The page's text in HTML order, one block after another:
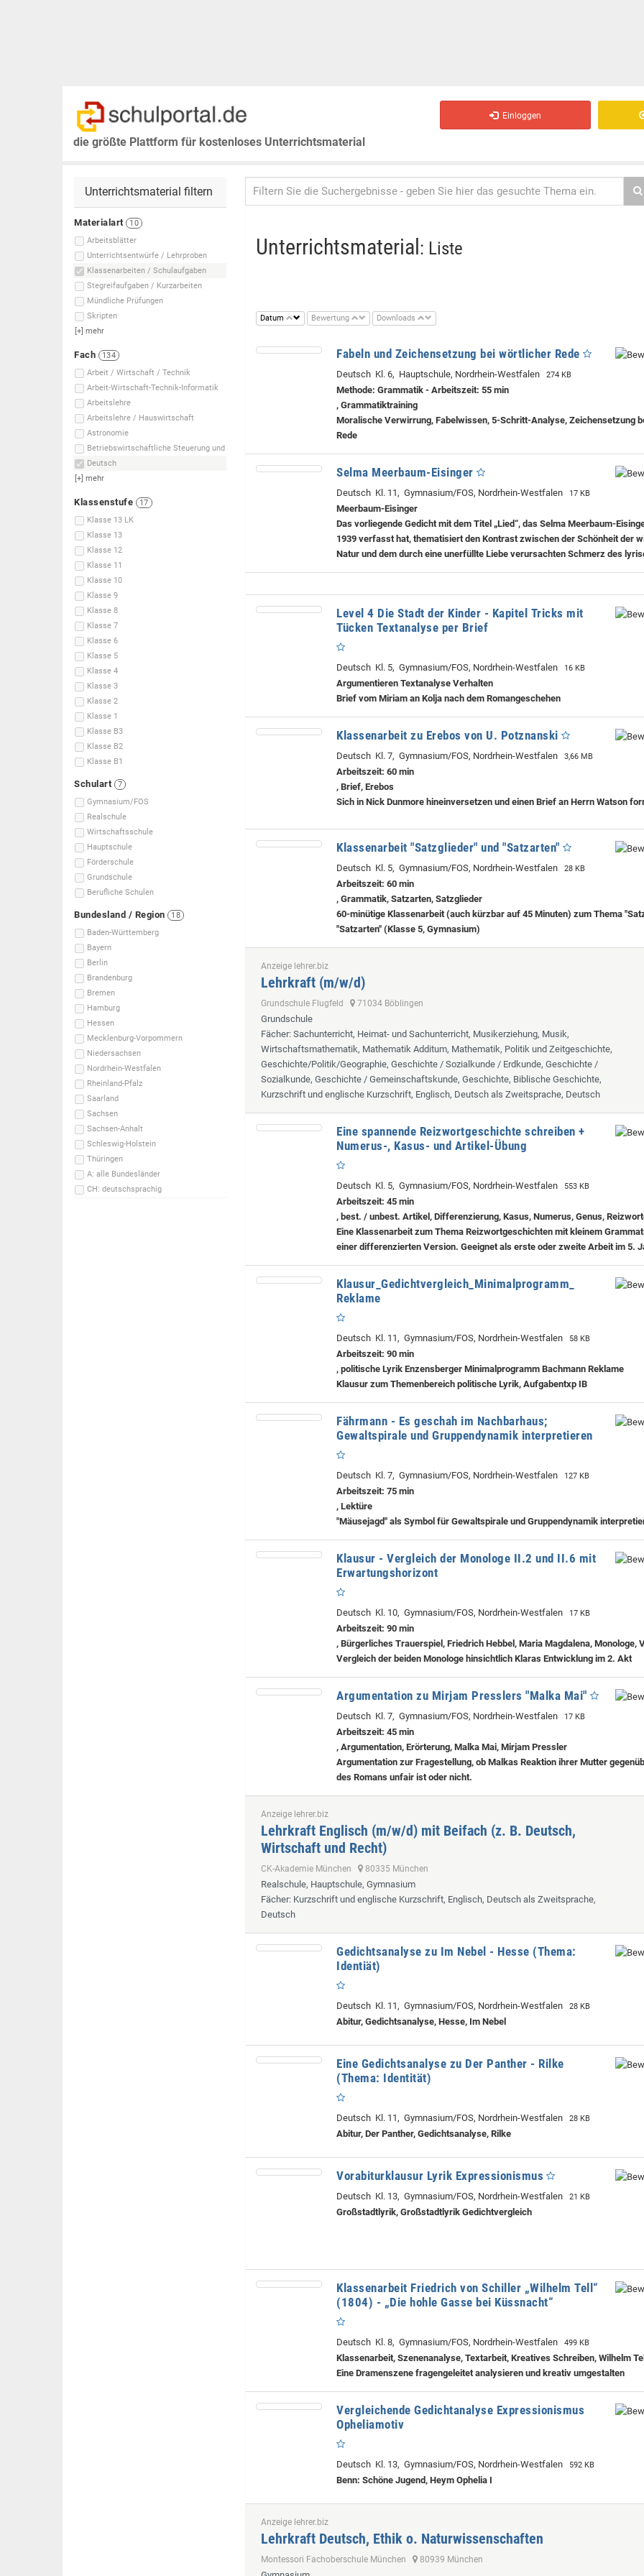
die größte Plattform für kostenloses Unterrichtsmaterial
Einloggen
Unterrichtsmaterial filtern
Materialart
10
Arbeitsblätter
Unterrichtsentwürfe / Lehrproben
Klassenarbeiten / Schulaufgaben
Stegreifaufgaben / Kurzarbeiten
Mündliche Prüfungen
Skripten
[+] mehr
Fach
134
Arbeit / Wirtschaft / Technik
Arbeit-Wirtschaft-Technik-Informatik
Arbeitslehre
Arbeitslehre / Hauswirtschaft
Astronomie
Betriebswirtschaftliche Steuerung und
Deutsch
[+] mehr
Klassenstufe
17
Klasse 13 LK
Klasse 13
Klasse 12
Klasse 11
Klasse 10
Klasse 9
Klasse 8
Klasse 7
Klasse 6
Klasse 5
Klasse 4
Klasse 3
Klasse 2
Klasse 1
Klasse B3
Klasse B2
Klasse B1
Schulart
7
Gymnasium/FOS
Realschule
Wirtschaftsschule
Hauptschule
Förderschule
Grundschule
Berufliche Schulen
Bundesland / Region
18
Baden-Württemberg
Bayern
Berlin
Brandenburg
Bremen
Hamburg
Hessen
Mecklenburg-Vorpommern
Niedersachsen
Nordrhein-Westfalen
Rheinland-Pfalz
Saarland
Sachsen
Sachsen-Anhalt
Schleswig-Holstein
Thüringen
A: alle Bundesländer
CH: deutschsprachig
Unterrichtsmaterial : Liste
Datum Bewertung Downloads
Fabeln und Zeichensetzung bei wörtlicher Rede
Deutsch Kl. 6, Hauptschule, Nordrhein-Westfalen 274 KB
Methode: Grammatik - Arbeitszeit: 55 min
, Grammatiktraining
Moralische Verwirrung, Fabelwissen, 5-Schritt-Analyse, Zeichensetzung
Rede
Selma Meerbaum-Eisinger
Deutsch Kl. 11, Gymnasium/FOS, Nordrhein-Westfalen 17 KB
Meerbaum-Eisinger
Das vorliegende Gedicht mit dem Titel „Lied“, das Selma Meerbaum-
1939 verfasst hat, thematisiert den Kontrast zwischen der Schönheit der
Natur und dem durch eine unerfüllte Liebe verursachten Schmerz des
Level 4 Die Stadt der Kinder - Kapitel Tricks mit
Tücken Textanalyse per Brief
Deutsch Kl. 5, Gymnasium/FOS, Nordrhein-Westfalen 16 KB
Argumentieren Textanalyse Verhalten
Brief vom Miriam an Kolja nach dem Romangeschehen
Klassenarbeit zu Erebos von U. Potznanski
Deutsch Kl. 7, Gymnasium/FOS, Nordrhein-Westfalen 3,66 MB
Arbeitszeit: 60 min
, Brief, Erebos
Sich in Nick Dunmore hineinversetzen und einen Brief an Herrn Watson
Klassenarbeit "Satzglieder" und "Satzarten"
Deutsch Kl. 5, Gymnasium/FOS, Nordrhein-Westfalen 28 KB
Arbeitszeit: 60 min
, Grammatik, Satzarten, Satzglieder
60-minütige Klassenarbeit (auch kürzbar auf 45 Minuten) zum Thema
"Satzarten" (Klasse 5, Gymnasium)
Anzeige lehrer.biz
Lehrkraft (m/w/d)
Grundschule Flugfeld 71034 Böblingen
Grundschule
Fächer: Sachunterricht, Heimat- und Sachunterricht, Musikerziehung, Musik,
Wirtschaftsmathematik, Mathematik Additum, Mathematik, Politik und Zeitgeschichte,
Geschichte/Politik/Geographie, Geschichte / Sozialkunde / Erdkunde, Geschichte /
Sozialkunde, Geschichte / Gemeinschaftskunde, Geschichte, Biblische Geschichte,
Kurzschrift und englische Kurzschrift, Englisch, Deutsch als Zweitsprache, Deutsch
Eine spannende Reizwortgeschichte schreiben +
Numerus-, Kasus- und Artikel-Übung
Deutsch Kl. 5, Gymnasium/FOS, Nordrhein-Westfalen 553 KB
Arbeitszeit: 45 min
, best. / unbest. Artikel, Differenzierung, Kasus, Numerus, Genus,
Eine Klassenarbeit zum Thema Reizwortgeschichten mit kleinem
einer differenzierten Version. Geeignet als erste oder zweite Arbeit im 5.
Klausur_Gedichtvergleich_Minimalprogramm_
Reklame
Deutsch Kl. 11, Gymnasium/FOS, Nordrhein-Westfalen 58 KB
Arbeitszeit: 90 min
, politische Lyrik Enzensberger Minimalprogramm Bachmann Reklame
Klausur zum Themenbereich politische Lyrik, Aufgabentxp IB
Fährmann - Es geschah im Nachbarhaus;
Gewaltspirale und Gruppendynamik interpretieren
Deutsch Kl. 7, Gymnasium/FOS, Nordrhein-Westfalen 127 KB
Arbeitszeit: 75 min
, Lektüre
"Mäusejagd" als Symbol für Gewaltspirale und Gruppendynamik
Klausur - Vergleich der Monologe II.2 und II.6 mit
Erwartungshorizont
Deutsch Kl. 10, Gymnasium/FOS, Nordrhein-Westfalen 17 KB
Arbeitszeit: 90 min
, Bürgerliches Trauerspiel, Friedrich Hebbel, Maria Magdalena, Monologe,
Vergleich der beiden Monologe hinsichtlich Klaras Entwicklung im 2. Akt
Argumentation zu Mirjam Presslers "Malka Mai"
Deutsch Kl. 7, Gymnasium/FOS, Nordrhein-Westfalen 17 KB
Arbeitszeit: 45 min
, Argumentation, Erörterung, Malka Mai, Mirjam Pressler
Argumentation zur Fragestellung, ob Malkas Reaktion ihrer Mutter
des Romans unfair ist oder nicht.
Anzeige lehrer.biz
Lehrkraft Englisch (m/w/d) mit Beifach (z. B. Deutsch,
Wirtschaft und Recht)
CK-Akademie München 80335 München
Realschule, Hauptschule, Gymnasium
Fächer: Kurzschrift und englische Kurzschrift, Englisch, Deutsch als Zweitsprache,
Deutsch
Gedichtsanalyse zu Im Nebel - Hesse (Thema:
Identiät)
Deutsch Kl. 11, Gymnasium/FOS, Nordrhein-Westfalen 28 KB
Abitur, Gedichtsanalyse, Hesse, Im Nebel
Eine Gedichtsanalyse zu Der Panther - Rilke
(Thema: Identität)
Deutsch Kl. 11, Gymnasium/FOS, Nordrhein-Westfalen 28 KB
Abitur, Der Panther, Gedichtsanalyse, Rilke
Vorabiturklausur Lyrik Expressionismus
Deutsch Kl. 13, Gymnasium/FOS, Nordrhein-Westfalen 21 KB
Großstadtlyrik, Großstadtlyrik Gedichtvergleich
Klassenarbeit Friedrich von Schiller „Wilhelm Tell“
(1804) - „Die hohle Gasse bei Küssnacht“
Deutsch Kl. 8, Gymnasium/FOS, Nordrhein-Westfalen 499 KB
Klassenarbeit, Szenenanalyse, Textarbeit, Kreatives Schreiben, Wilhelm
Eine Dramenszene fragengeleitet analysieren und kreativ umgestalten
Vergleichende Gedichtanalyse Expressionismus
Opheliamotiv
Deutsch Kl. 13, Gymnasium/FOS, Nordrhein-Westfalen 592 KB
Benn: Schöne Jugend, Heym Ophelia I
Anzeige lehrer.biz
Lehrkraft Deutsch, Ethik o. Naturwissenschaften
Montessori Fachoberschule München 80939 München